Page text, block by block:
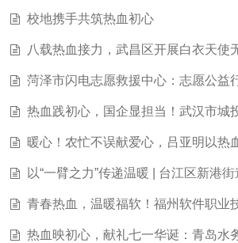
校地携手共筑热血初心
八载热血接力，武昌区开展白衣天使
菏泽市闪电志愿救援中心：志愿公益
热血践初心，国企显担当！武汉市城
暖心！农忙不误献爱心，吕亚明以热
以“一臂之力”传递温暖 | 台江区新港
青春热血，温暖福软！福州软件职业
热血映初心，献礼七一华诞：青岛水